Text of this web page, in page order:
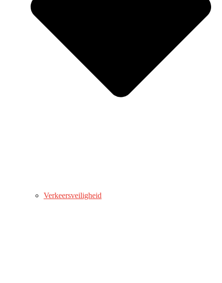
Verkeersveiligheid